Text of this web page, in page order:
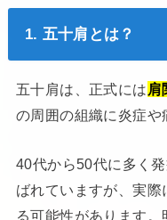
1. 五十肩とは？
五十肩は、正式には 肩
の周囲の組織に炎症や
40代から50代に多く
ばれていますが、実
る可能性があります